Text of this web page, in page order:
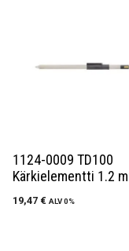
1124-0009 TD100
Kärkielementti 1.2
19,47 € ALV 0%